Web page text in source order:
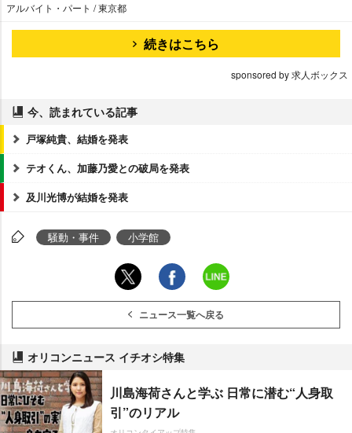
アルバイト・パート / 東京都
続きはこちら
sponsored by 求人ボックス
今、読まれている記事
戸塚純貴、結婚を発表
テオくん、加藤乃愛との破局を発表
及川光博が結婚を発表
騒動・事件 小学館
ニュース一覧へ戻る
オリコンニュース イチオシ特集
川島海荷さんと学ぶ 日常に潜む“人身取
引”のリアル